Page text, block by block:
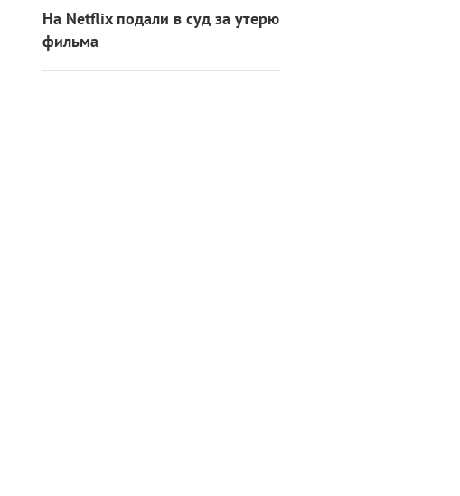
На Netflix подали в суд за утерю
фильма